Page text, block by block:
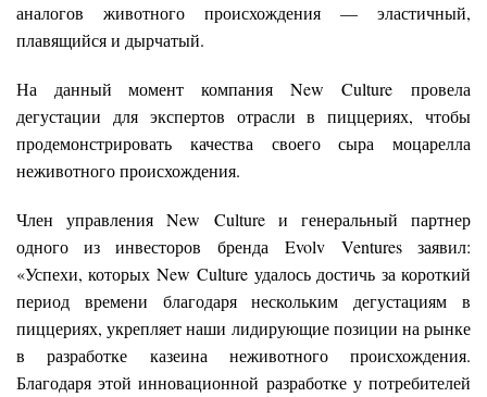
аналогов животного происхождения — эластичный,
плавящийся и дырчатый.
На данный момент компания New Culture провела
дегустации для экспертов отрасли в пиццериях, чтобы
продемонстрировать качества своего сыра моцарелла
неживотного происхождения.
Член управления New Culture и генеральный партнер
одного из инвесторов бренда Evolv Ventures заявил:
«Успехи, которых New Culture удалось достичь за короткий
период времени благодаря нескольким дегустациям в
пиццериях, укрепляет наши лидирующие позиции на рынке
в разработке казеина неживотного происхождения.
Благодаря этой инновационной разработке у потребителей